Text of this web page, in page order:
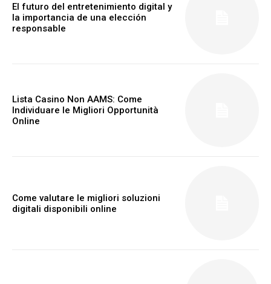
El futuro del entretenimiento digital y
la importancia de una elección
responsable
Lista Casino Non AAMS: Come
Individuare le Migliori Opportunità
Online
Come valutare le migliori soluzioni
digitali disponibili online